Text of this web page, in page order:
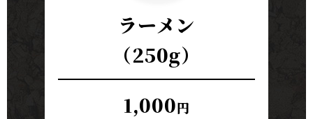
ラーメン
（250g）
1,000円